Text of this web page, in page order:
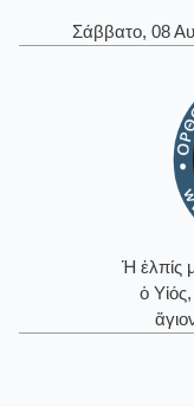
Σάββατο, 08
Ἡ ἐλπίς
ὁ